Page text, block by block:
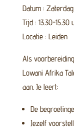
Datum :
Tijd : 13.30-15.30
Locatie : Leiden
Als
Lowani Afrika
aan. Je leert:
De
Jezelf